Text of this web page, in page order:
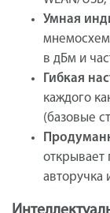
Умная
в дБм и
Гибкая
каждого
(базовые
открывает
авторучка